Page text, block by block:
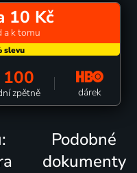
10 Kč
a k tomu
100
zpětně dárek
Podobné
dokumenty